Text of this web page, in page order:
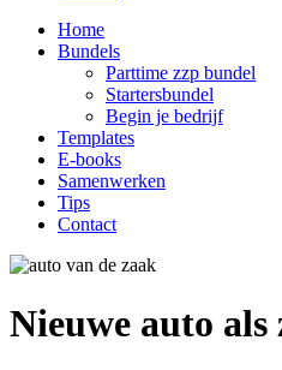
Home
Bundels
Parttime zzp bundel
Startersbundel
Begin je bedrijf
Templates
E-books
Samenwerken
Tips
Contact
Nieuwe auto als